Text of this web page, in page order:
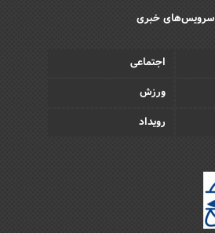
سرویس‌های خبری
اجتماعی
ورزش
رویداد